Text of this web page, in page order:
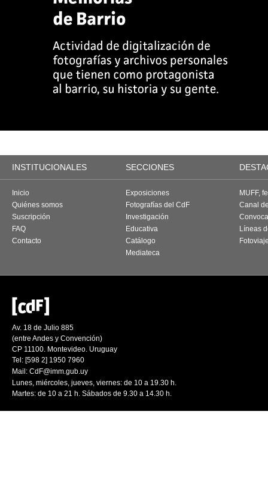
INSTITUCIONALES SECCIONES
Inicio
Quiénes somos
Suscripción
FAQ
Contacto
Exposiciones
Fotografías del CdF
Investigación
Educativa
Catálogo
Mediateca
MUFF,
Canal
Líneas
Av. 18 de Julio 885
(entre Andes y Convención)
CP 11100. Montevideo. Uruguay
Tel: [598 2] 1950 7960
Mail: CdF@imm.gub.uy
Lunes, miércoles, jueves, viernes: de 10 a 19.30 h.
Martes: de 10 a 21 h. Sábados de 9.30 a 14.30 h.